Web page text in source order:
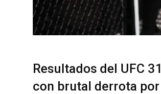
Resultados del UFC
con brutal derrota por